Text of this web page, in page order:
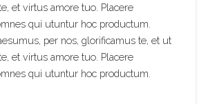
et virtus amore tuo. Placere
qui utuntur hoc productum.
per nos, glorificamus te, et ut
et virtus amore tuo. Placere
qui utuntur hoc productum.